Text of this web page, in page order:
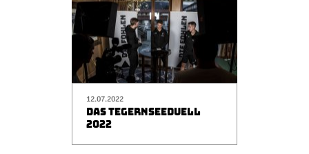
12.07.2022
DAS TEGERNSEEDUELL
2022